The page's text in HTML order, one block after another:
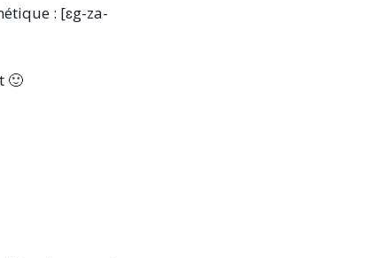
: [ɛg-za-
🙂